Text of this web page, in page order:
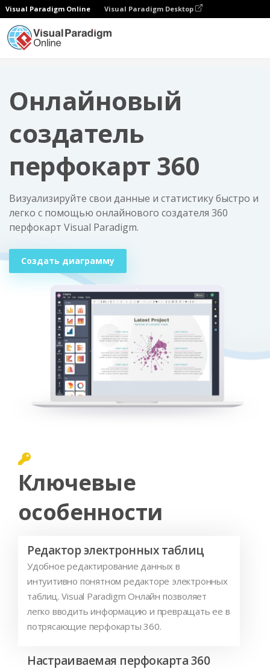
Visual Paradigm Online Visual Paradigm Desktop
Онлайновый
создатель
перфокарт 360
Визуализируйте свои данные и статистику быстро и
легко с помощью онлайнового создателя 360
перфокарт Visual Paradigm.
Создать диаграмму
Ключевые
особенности
Редактор электронных таблиц
Удобное редактирование данных в
интуитивно понятном редакторе электронных
таблиц. Visual Paradigm Онлайн позволяет
легко вводить информацию и превращать ее в
потрясающие перфокарты 360.
Настраиваемая перфокарта 360